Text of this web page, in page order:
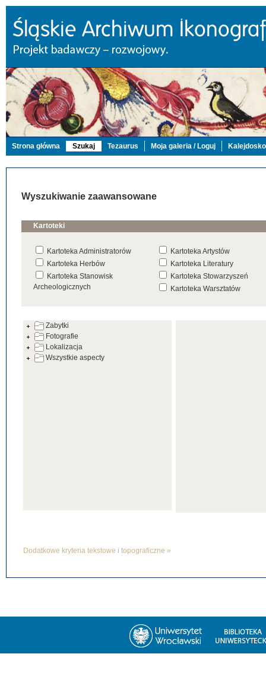
Strona główna Szukaj Tezaurus Moja galeria / Loguj
Wyszukiwanie zaawansowane
Kartoteki
Kartoteka Administratorów
Kartoteka Artystów
Kartoteka Herbów
Kartoteka Literatury
Kartoteka Stanowisk
Archeologicznych
Kartoteka Stowarzyszeń
Kartoteka Warsztatów
Zabytki
Fotografie
Lokalizacja
Wszystkie aspecty
Dodatkowe kryteria tekstowe i topograficzne »